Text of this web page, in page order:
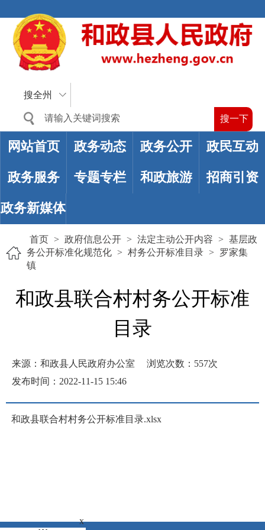
搜全州
网站首页 政务动态 政务公开 政民互动
政务服务 专题专栏 和政旅游 招商引资
政务新媒体
首页 > 政府信息公开 > 法定主动公开内容 > 基层政
务公开标准化规范化 > 村务公开标准目录 > 罗家集
镇
和政县联合村村务公开标准
目录
来源：和政县人民政府办公室 浏览次数： 557次
发布时间：2022-11-15 15:46
和政县联合村村务公开标准目录.xlsx
x